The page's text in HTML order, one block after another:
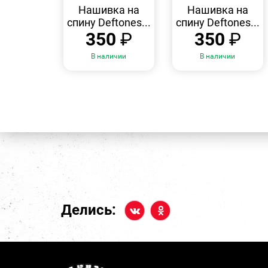
Нашивка на
спину Deftones...
350 ₽
В наличии
Нашивка на
спину Deftones...
350 ₽
В наличии
Делись: